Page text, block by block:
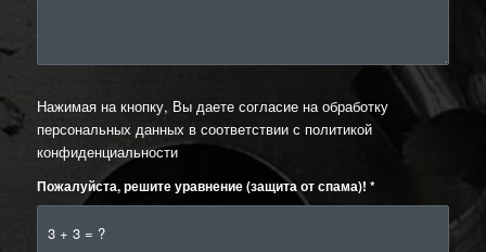
Нажимая на кнопку, Вы даете согласие на обработку
персональных данных в соответствии с политикой
конфиденциальности
3 + 3 = ?
Пожалуйста, решите уравнение (защита от спама)! *